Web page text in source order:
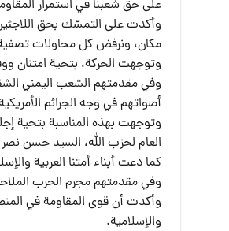
على حقّ شعبنا في استمرار
وأكدت على التمسّك بحق
مكان، ونرفض كل محاولات تصفية
وتوجهت الحركة، بتحية امتنان
وفي مقدمتهم الشعب اليمني
أصواتهم في وجه الجرائم
وتوجهت بهذه المناسبة بتحية
العام لحزب الله، السيد حسن
كما دعت أبناء أمتنا العربية
وفي مقدمتهم مجرم الحرب
وأكدت أن قوى المقاومة في
والإسلامية.